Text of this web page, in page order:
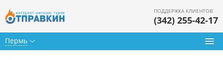
Пермь
ПОДДЕРЖКА КЛИЕНТОВ
(342) 255-42-17